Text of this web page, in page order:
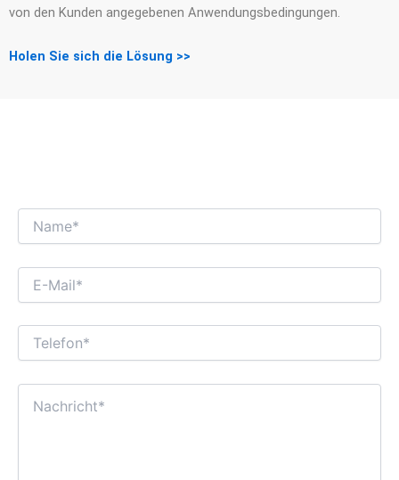
von den Kunden angegebenen Anwendungsbedingungen.
Holen Sie sich die Lösung >>